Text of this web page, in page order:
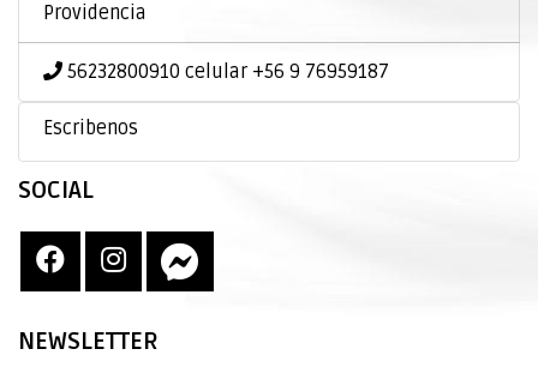
Providencia
56232800910 celular +56 9 76959187
Escribenos
SOCIAL
NEWSLETTER